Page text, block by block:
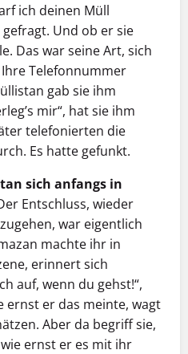
ich deinen Müll
Und ob er sie
Das war seine Art, sich
Telefonnummer
gab sie ihm
mir“, hat sie ihm
telefonierten die
Es hatte gefunkt.
sich anfangs in
Entschluss, wieder
war eigentlich
machte ihr in
erinnert sich
auf, wenn du gehst!“,
ernst er das meinte, wagt
Aber da begriff sie,
ernst er es mit ihr